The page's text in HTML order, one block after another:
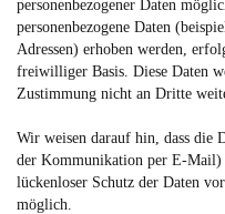
personenbezogener Daten
personenbezogene Daten
Adressen) erhoben werden,
freiwilliger Basis. Diese Daten
Zustimmung nicht an Dritte
Wir weisen darauf hin, dass die
der Kommunikation per E-Mail)
lückenloser Schutz der Daten
möglich.